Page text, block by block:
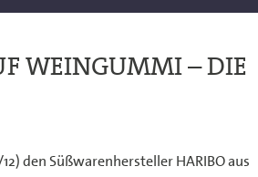
WEINGUMMI – DIE
den Süßwarenhersteller HARIBO aus